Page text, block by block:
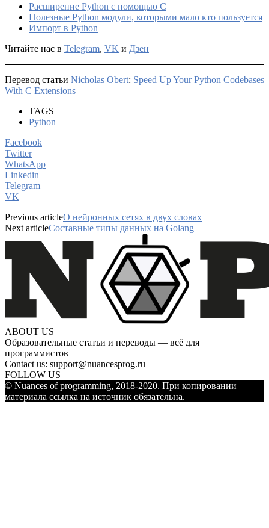
Расширение Python с помощью C
Полезные Python модули, которыми мало кто пользуется
Импорт в Python
Читайте нас в Telegram, VK и Дзен
Перевод статьи Nicholas Obert: Speed Up Your Python Codebases
With C Extensions
TAGS
Python
Facebook
Twitter
WhatsApp
Linkedin
Telegram
VK
Previous articleО нейронных сетях в двух словах
Next articleСоставные типы данных на Golang
ABOUT US
Образовательные статьи и переводы — всё для
программистов
Contact us: support@nuancesprog.ru
FOLLOW US
© Nuances of programming, 2018-2020. При копировании
материала ссылка на источник обязательна.